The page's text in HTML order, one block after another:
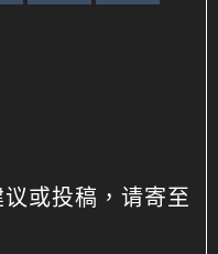
或投稿，请寄至